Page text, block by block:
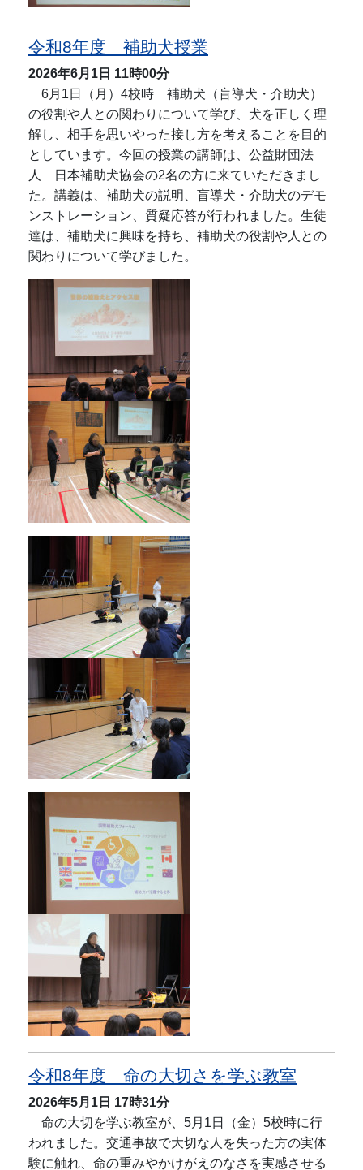
令和8年度 補助犬授業
2026年6月1日 11時00分
6月1日（月）4校時 補助犬（盲導犬・介助犬）
の役割や人との関わりについて学び、犬を正しく理
解し、相手を思いやった接し方を考えることを目的
としています。今回の授業の講師は、公益財団法
人 日本補助犬協会の2名の方に来ていただきまし
た。講義は、補助犬の説明、盲導犬・介助犬のデモ
ンストレーション、質疑応答が行われました。生徒
達は、補助犬に興味を持ち、補助犬の役割や人との
関わりについて学びました。
令和8年度 命の大切さを学ぶ教室
2026年5月1日 17時31分
命の大切を学ぶ教室が、5月1日（金）5校時に行
われました。交通事故で大切な人を失った方の実体
験に触れ、命の重みやかけがえのなさを実感させる